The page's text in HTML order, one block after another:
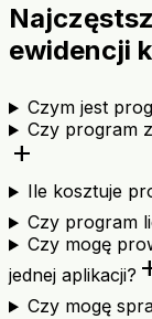
ewidencji
Czym jest
Czy program
add
Ile kosztuje
Czy program
Czy mogę
jednej aplikacji?
Czy mogę